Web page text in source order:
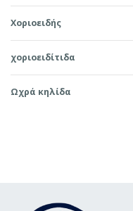
Χοριοειδής
χοριοειδίτιδα
Ωχρά κηλίδα